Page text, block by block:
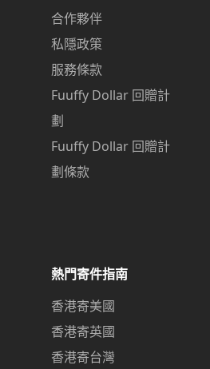
合作夥伴
私隱政策
服務條款
Fuuffy Dollar 回贈計
劃
Fuuffy Dollar 回贈計
劃條款
熱門寄件指南
香港寄美國
香港寄英國
香港寄台灣